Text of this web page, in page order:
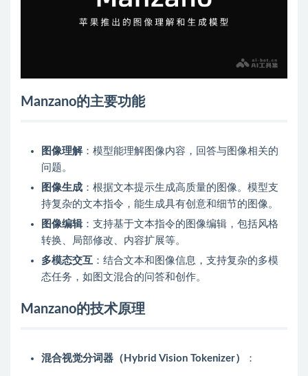
Manzano的主要功能
图像理解：模型能理解图像内容，回答与图像相关的
问题。
图像生成 ：根据文本提示生成高质量的图像。模型支
持复杂的文本指令，能生成具有创意和细节的图像。
图像编辑：支持基于文本指令的图像编辑，包括风格
转换、局部修改、内容扩展等。
多模态交互 ：结合文本和图像信息，支持复杂的多模
态任务，如图文混合的问答和创作。
Manzano的技术原理
混合视觉分词器（Hybrid Vision Tokenizer） ：